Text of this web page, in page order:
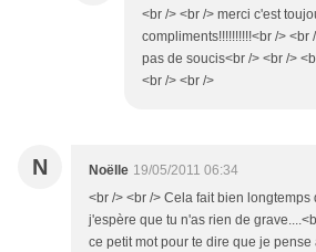
<br /> <br /> merci c'est
compliments!!!!!!!!!!<br /> <br
pas de soucis<br /> <br />
<br /> <br />
N Noëlle 19/05/2011 06:34
<br /> <br /> Cela fait bien
j'espère que tu n'as rien de
ce petit mot pour te dire que je pense